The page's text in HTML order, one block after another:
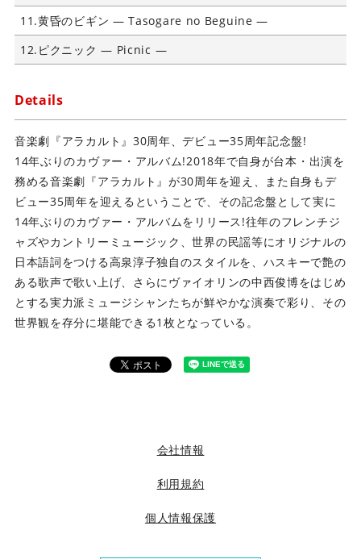
11.黄昏のビギン ― Tasogare no Beguine ―
12.ピクニック ― Picnic ―
Details
音楽劇『アラカルト』30周年、デビュー35周年記念盤!
14年ぶりのカヴァー・アルバム!2018年で自身が台本・出演を
務める音楽劇『アラカルト』が30周年を迎え、また自身もデ
ビュー35周年を迎えるということで、その記念盤として実に
14年ぶりのカヴァー・アルバムをリリース!往年のフレンチジ
ャズやカントリーミュージック、世界の民謡等にオリジナルの
日本語詞をつける高泉淳子独自のスタイルを、ハスキーで艶の
ある歌声で歌い上げ、さらにヴァイオリンの中西俊博をはじめ
とする実力派ミュージシャンたちが鮮やかな演奏で彩り、その
世界観を存分に堪能できる1枚となっている。
会社情報
利用規約
個人情報保護